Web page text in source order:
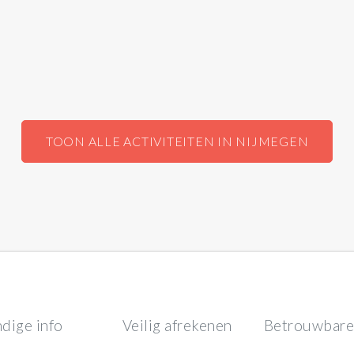
TOON ALLE ACTIVITEITEN IN NIJMEGEN
info Veilig afrekenen